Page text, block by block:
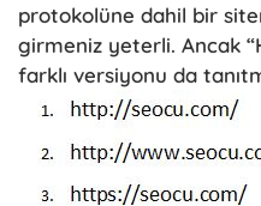
protokolüne dahil bir
girmeniz yeterli. Ancak
farklı versiyonu da